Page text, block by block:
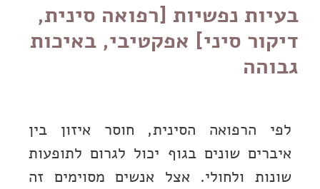
בעיות נפשיות [רפואה סינית,
דיקור סיני] אפקטיבי, באיכות
גבוהה
לפי הרפואה הסינית, חוסר איזון בין
איברים שונים בגוף יכול לגרום לתופעות
שונות ולחולי. אצל אנשים מסוימים זה